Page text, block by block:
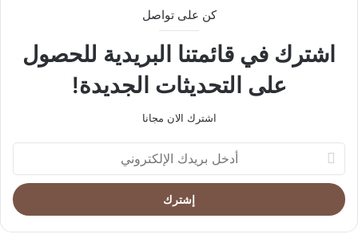
كن على تواصل
اشترك في قائمتنا البريدية للحصول
على التحديثات الجديدة!
اشترك الان مجانا
بريدك
الإلكتروني